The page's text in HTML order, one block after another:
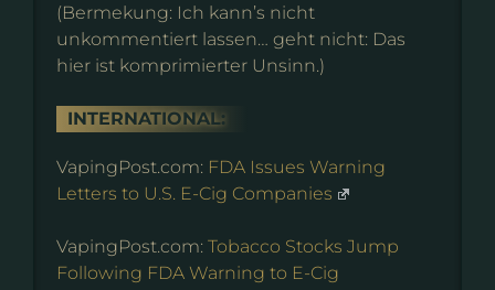
(Bermekung: Ich kann’s nicht
unkommentiert lassen… geht nicht: Das
hier ist komprimierter Unsinn.)
INTERNATIONAL:
VapingPost.com: FDA Issues Warning
Letters to U.S. E-Cig Companies
VapingPost.com: Tobacco Stocks Jump
Following FDA Warning to E-Cig